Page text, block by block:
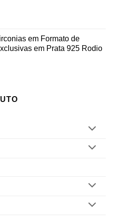
em Formato de
em Prata 925 Rodio